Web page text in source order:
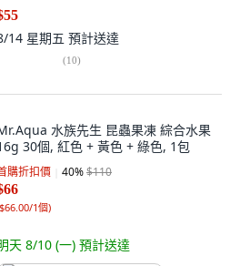
14 星期五 預計送達
(10)
水族先生 昆蟲果凍 綜合水果
30個, 紅色 + 黃色 + 綠色, 1包
購折扣價 40%$110
$66.00/1個)
天 8/10 (一) 預計送達